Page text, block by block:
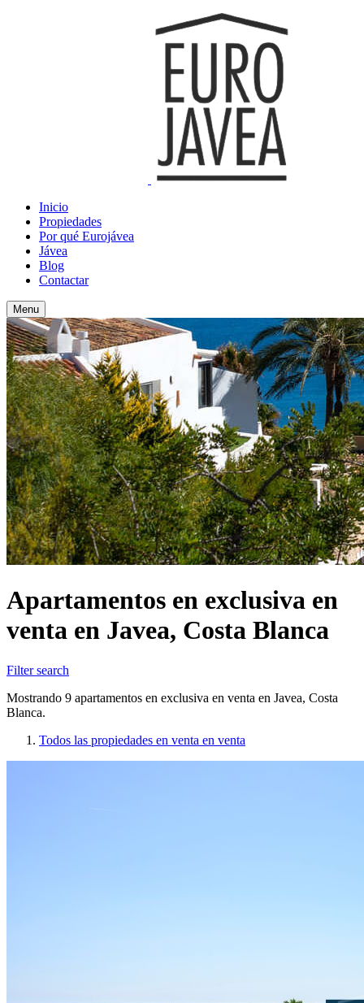
Inicio
Propiedades
Por qué Eurojávea
Jávea
Blog
Contactar
Menu
Apartamentos en exclusiva en
venta en Javea, Costa Blanca
Filter search
Mostrando 9 apartamentos en exclusiva en venta en Javea, Costa
Blanca.
Todos las propiedades en venta en venta